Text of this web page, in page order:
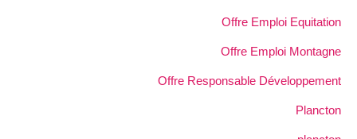
Offre Emploi Equitation
Offre Emploi Montagne
Offre Responsable Développement
Plancton